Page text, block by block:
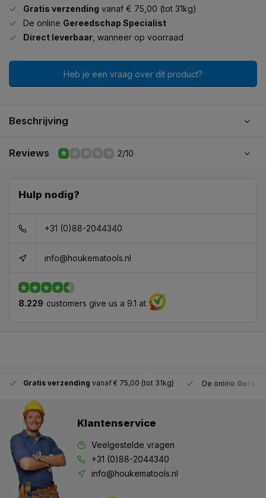
Gratis verzending vanaf € 75,00 (tot 31kg)
De online Gereedschap Specialist
Direct leverbaar , wanneer op voorraad
Heb je een vraag over dit product?
Beschrijving
Reviews 2/10
Hulp nodig?
+31 (0)88-2044340
info@houkematools.nl
8.229 customers give us a 9.1 at
Gratis verzending vanaf € 75,00 (tot 31kg) De online
Klantenservice
Veelgestelde vragen
+31 (0)88-2044340
info@houkematools.nl